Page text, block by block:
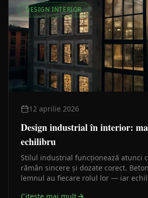
DESIGN INTERIOR
12 aprilie 2026
Design industrial în interior:
echilibru
Stilul industrial funcționează atunci
rămân sincere și dozate corect.
lemnul au fiecare rolul lor — iar